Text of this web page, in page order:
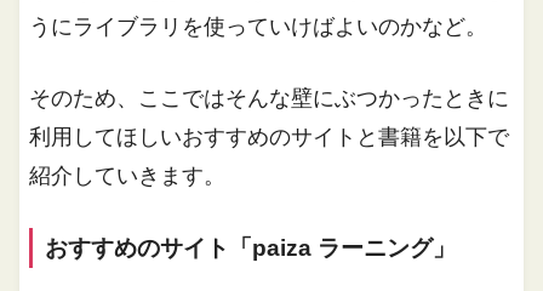
うにライブラリを使っていけばよいのかなど。
そのため、ここではそんな壁にぶつかったときに
利用してほしいおすすめのサイトと書籍を以下で
紹介していきます。
おすすめのサイト「paiza ラーニング」